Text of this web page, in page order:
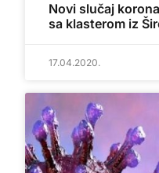
Novi slučaj
sa klasterom iz
17.04.2020.